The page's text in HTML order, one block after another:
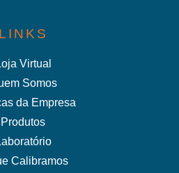
LINKS
Virtual
Somos
da Empresa
Produtos
Calibramos